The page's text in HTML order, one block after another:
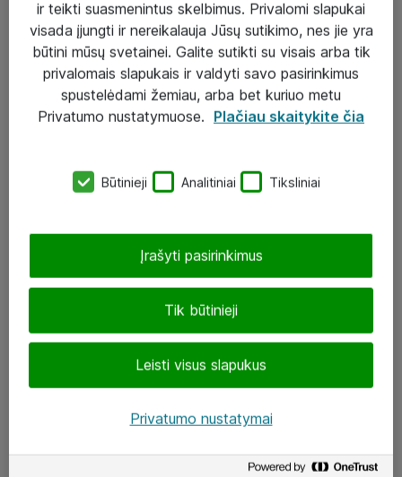
Paslaugos
Sprendimai
Įgyvendinti projektai
Atea ekspertų patarimai verslui
UAB „ATEA“
J. Rutkausko g. 6, Vilnius
Atea kontaktai
Aplankykite mus
ir teikti suasmenintus skelbimus. Privalomi slapukai
visada įjungti ir nereikalauja Jūsų sutikimo, nes jie yra
būtini mūsų svetainei. Galite sutikti su visais arba tik
privalomais slapukais ir valdyti savo pasirinkimus
spustelėdami žemiau, arba bet kuriuo metu
Privatumo nustatymuose. Plačiau skaitykite čia
Būtinieji Analitiniai Tiksliniai
Tik būtinieji
Leisti visus slapukus
Įrašyti pasirinkimus
Privatumo nustatymai